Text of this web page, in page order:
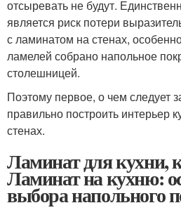
отсыревать не будут.
является риск потери
с ламинатом на стенах,
ламелей собрано напольное
столешницей.
Поэтому первое, о чем следует
правильно построить интерьер
стенах.
Ламинат для кухни,
Ламинат на кухню:
выбора напольного